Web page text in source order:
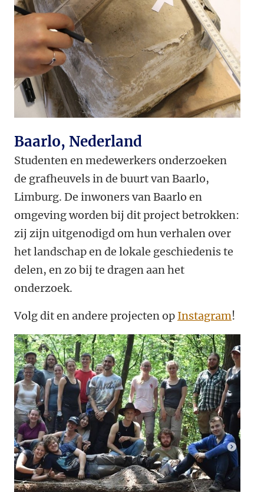
Baarlo, Nederland
Studenten en medewerkers onderzoeken
de grafheuvels in de buurt van Baarlo,
Limburg. De inwoners van Baarlo en
omgeving worden bij dit project betrokken:
zij zijn uitgenodigd om hun verhalen over
het landschap en de lokale geschiedenis te
delen, en zo bij te dragen aan het
onderzoek.
Volg dit en andere projecten op Instagram!